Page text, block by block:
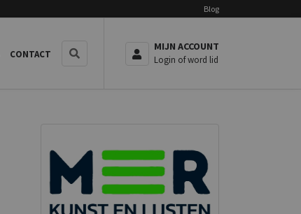
Blog
CONTACT
MIJN ACCOUNT
Login of word lid